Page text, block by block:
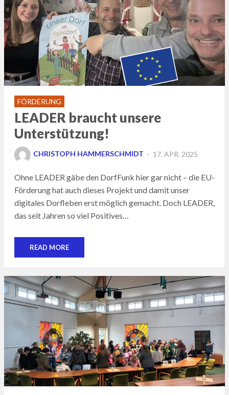
FÖRDERUNG
LEADER braucht unsere
Unterstützung!
CHRISTOPH HAMMERSCHMIDT
POSTED
17. APR. 2025
Ohne LEADER gäbe den DorfFunk hier gar nicht – die EU-
Förderung hat auch dieses Projekt und damit unser
digitales Dorfleben erst möglich gemacht. Doch LEADER,
das seit Jahren so viel Positives…
READ MORE